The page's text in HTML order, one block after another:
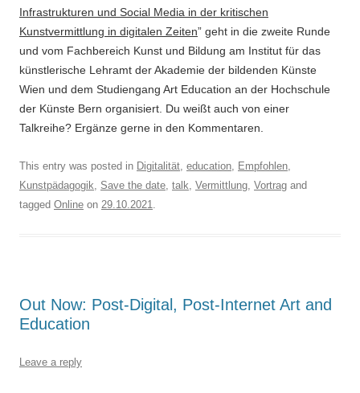
Infrastrukturen und Social Media in der kritischen
Kunstvermittlung in digitalen Zeiten” geht in die zweite Runde
und vom Fachbereich Kunst und Bildung am Institut für das
künstlerische Lehramt der Akademie der bildenden Künste
Wien und dem Studiengang Art Education an der Hochschule
der Künste Bern organisiert. Du weißt auch von einer
Talkreihe? Ergänze gerne in den Kommentaren.
This entry was posted in Digitalität education Empfohlen
Kunstpädagogik
Save the date talk Vermittlung Vortrag and
tagged Online on 29.10.2021
Out Now: Post-Digital, Post-Internet Art and
Education
Leave a reply